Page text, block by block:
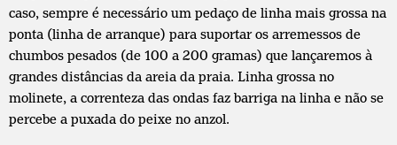
caso, sempre é necessário um pedaço de linha mais grossa na
ponta (linha de arranque) para suportar os arremessos de
chumbos pesados (de 100 a 200 gramas) que lançaremos à
grandes distâncias da areia da praia. Linha grossa no
molinete, a correnteza das ondas faz barriga na linha e não se
percebe a puxada do peixe no anzol.